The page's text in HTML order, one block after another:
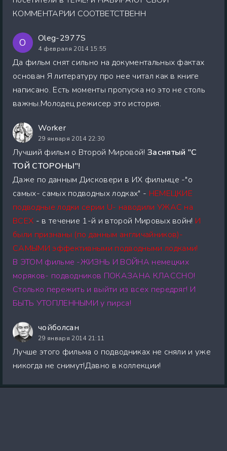
КОММЕНТАРИИ СООТВЕТСТВЕНН
O Oleg-2977S
4 февраля 2014 15:55
Да фильм снят сильно на документальных фактах
основан Я литературу про нее читал как в книге
написано. Есть моменты пропуска но это не столь
важны.Молодец режисер это история.
Worker
29 января 2014 22:30
Лучший фильм о Второй Мировой! Заснятый "С
ТОЙ СТОРОНЫ"!
Даже по данным Дисковери в ИХ фильмце -"о
самых- самых подводных лодках" - НЕМЕЦКИЕ
подводные лодки серии U- наводили УЖАС на
ВСЕХ - в течение 1-й и второй Мировых войн! И
были признаны (по данным англичайников)-
САМЫМИ эффективными подводными лодками!
В ЭТОМ фильме -ЖИЗНЬ И ВОЙНА немецких
моряков- подводников ПОКАЗАНА КЛАССНО!
Столько пережить и выйти из всех передряг! И
БЫТЬ УТОПЛЕННЫМИ у пирса!
чойболсан
29 января 2014 21:11
Лучше этого фильма о подводниках не сняли и уже
никогда не снимут!Давно в коллекции!